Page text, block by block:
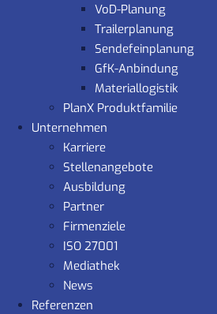
VoD-Planung
Trailerplanung
Sendefeinplanung
GfK-Anbindung
Materiallogistik
PlanX Produktfamilie
Unternehmen
Karriere
Stellenangebote
Ausbildung
Partner
Firmenziele
ISO 27001
Mediathek
News
Referenzen